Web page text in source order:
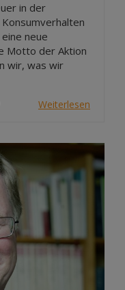
in der
neue
Motto der Aktion
wir, was wir
Weiterlesen